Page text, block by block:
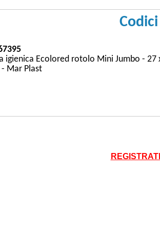
igienica Ecolored rotolo Mini Jumbo -
Mar Plast